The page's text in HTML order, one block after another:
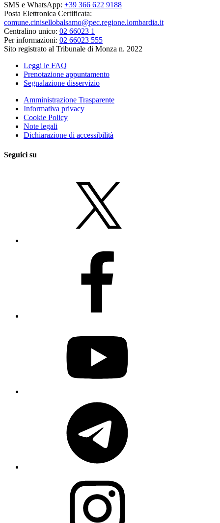
SMS e WhatsApp: +39 366 622 9188
Posta Elettronica Certificata:
comune.cinisellobalsamo@pec.regione.lombardia.it
Centralino unico: 02 66023 1
Per informazioni: 02 66023 555
Sito registrato al Tribunale di Monza n. 2022
Leggi le FAQ
Prenotazione appuntamento
Segnalazione disservizio
Amministrazione Trasparente
Informativa privacy
Cookie Policy
Note legali
Dichiarazione di accessibilità
Seguici su